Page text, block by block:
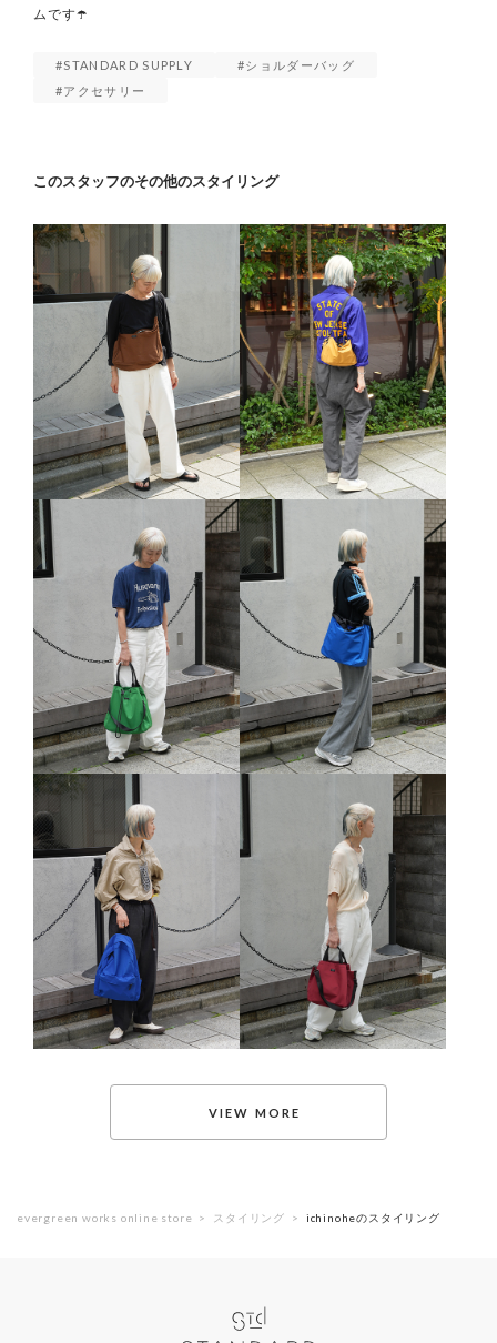
ムです☂️
STANDARD SUPPLY
ショルダーバッグ
アクセサリー
このスタッフのその他のスタイリング
evergreen works online store スタイリング ichinoheのスタイリング